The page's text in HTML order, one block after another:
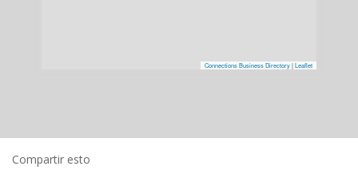
Connections Business Directory|Leaflet
Compartir esto